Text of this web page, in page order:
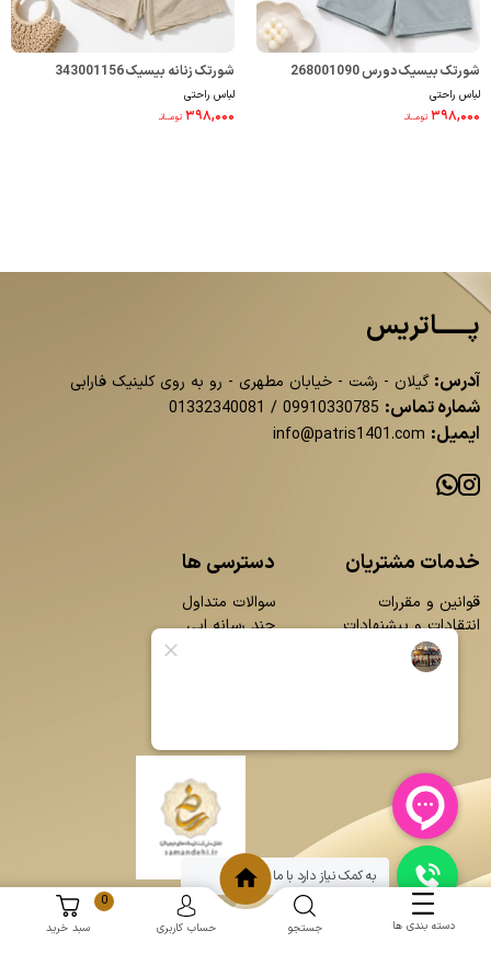
شورتک بیسیک دورس 268001090
لباس راحتی
۳۹۸,۰۰۰ تومــانـ
شورتک زنانه بیسیک 343001156
لباس راحتی
۳۹۸,۰۰۰ تومــانـ
پــــــاتریس
آدرس: گیلان - رشت - خیابان مطهری - رو به روی کلینیک فارابی
شماره تماس: 09910330785
/
01332340081
ایمیل: info@patris1401.com
خدمات مشتریان
قوانین و مقررات
انتقادات و پیشنهادات
دسترسی ها
سوالات متداول
چند رسانه ایی
دسته بندی ها جستجو حساب کاربری
0
سبد خرید
به کمک نیاز دارد با ما چت کنید